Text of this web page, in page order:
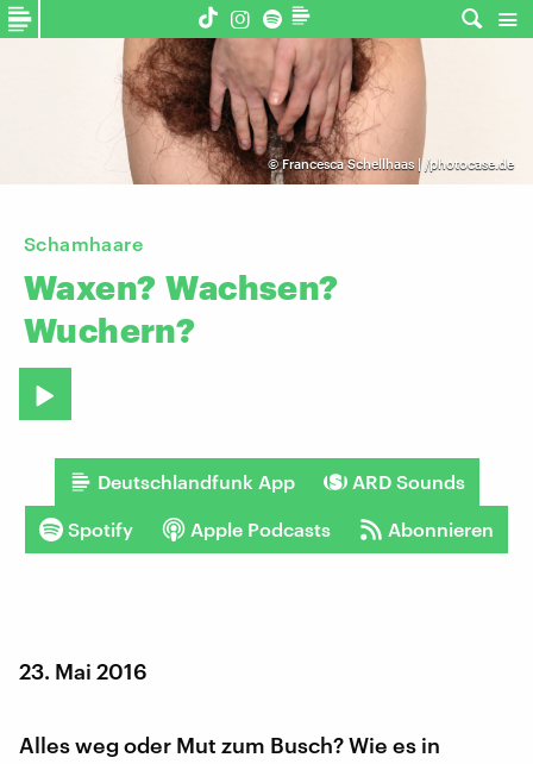
©Francesca Schellhaas | /photocase.de
Schamhaare
Waxen? Wachsen?
Wuchern?
Deutschlandfunk App ARD Sounds
Spotify Apple Podcasts Abonnieren
23. Mai 2016
Alles weg oder Mut zum Busch? Wie es in